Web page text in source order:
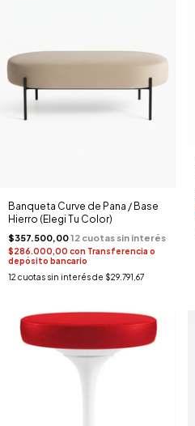
Banqueta Curve de Pana / Base
Hierro (Elegi Tu Color)
$357.500,00
$286.000,00 con Transferencia o
depósito bancario
12 cuotas sin interés de $29.791,67